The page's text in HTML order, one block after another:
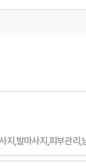
,발마사지,피부관리,